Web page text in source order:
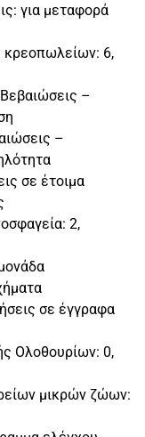
για μεταφορά
κρεοπωλείων: 6,
–
–
σε έτοιμα
2,
σε έγγραφα
Ολοθουρίων: 0,
μικρών ζώων: